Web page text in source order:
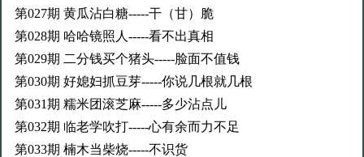
第027期 黄瓜沾白糖-----干（甘）脆
第028期 哈哈镜照人-----看不出真相
第029期 二分钱买个猪头-----脸面不值钱
第030期 好媳妇抓豆芽-----你说几根就几根
第031期 糯米团滚芝麻-----多少沾点儿
第032期 临老学吹打-----心有余而力不足
第033期 楠木当柴烧-----不识货